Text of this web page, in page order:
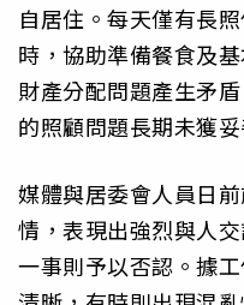
自居住。每天僅有長
時，協助準備餐食及
財產分配問題產生矛
的照顧問題長期未獲妥
媒體與居委會人員日
情，表現出強烈與人
一事則予以否認。據